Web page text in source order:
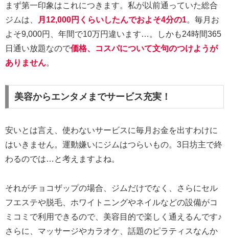
まず第一印象はこれにつきます。私が以前通っていた総合
ジムは、
月12,000円くらいしたんでおよそ4分の1。毎月お
よそ9,000円、年間で10万円違います…。しかも24時間365
日通い放題なので価格、コスパについて文句のつけようが
ありません。
美容からエンタメまでサービス充実！
安いとは言え、使わないサービスに毎月お金を出すわけに
はいきません。運動嫌いにジムはつらいもの。3日坊主で終
わるのでは…と考えますよね。
それがチョコザップの場合、ジムだけでなく、さらにセル
フエステや脱毛、ホワイトニングやネイルなどの設備がコ
ミコミで利用できるので、美容目的で楽しく通えるんです♪
さらに、マッサージやカラオケ、話題のピラティスなんか